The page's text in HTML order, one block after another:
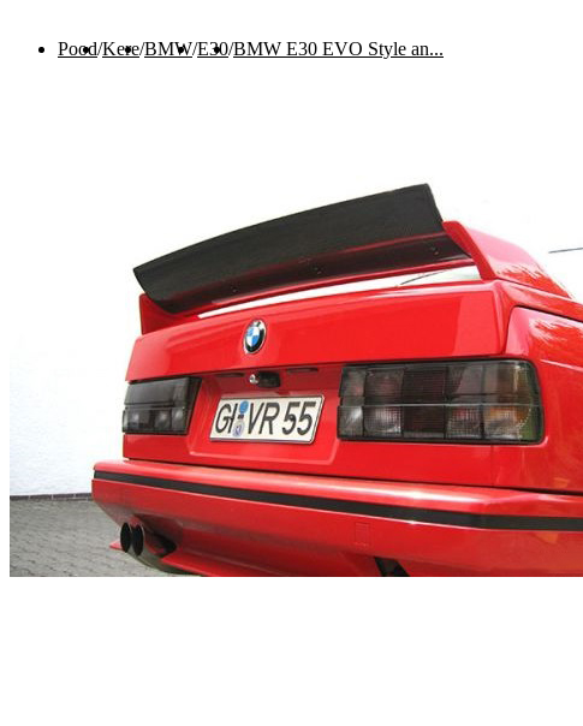
Pood/Kere/BMW/E30/BMW E30 EVO Style an...